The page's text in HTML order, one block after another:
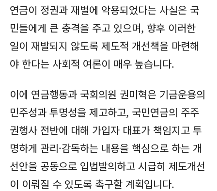
연금이 정권과 재벌에 악용되었다는 사실은 국
민들에게 큰 충격을 주고 있으며, 향후 이러한
일이 재발되지 않도록 제도적 개선책을 마련해
야 한다는 사회적 여론이 매우 높습니다.
이에 연금행동과 국회의원 권미혁은 기금운용의
민주성과 투명성을 제고하고, 국민연금의 주주
권행사 전반에 대해 가입자 대표가 책임지고 투
명하게 관리·감독하는 내용을 핵심으로 하는 개
선안을 공동으로 입법발의하고 시급히 제도개선
이 이뤄질 수 있도록 촉구할 계획입니다.